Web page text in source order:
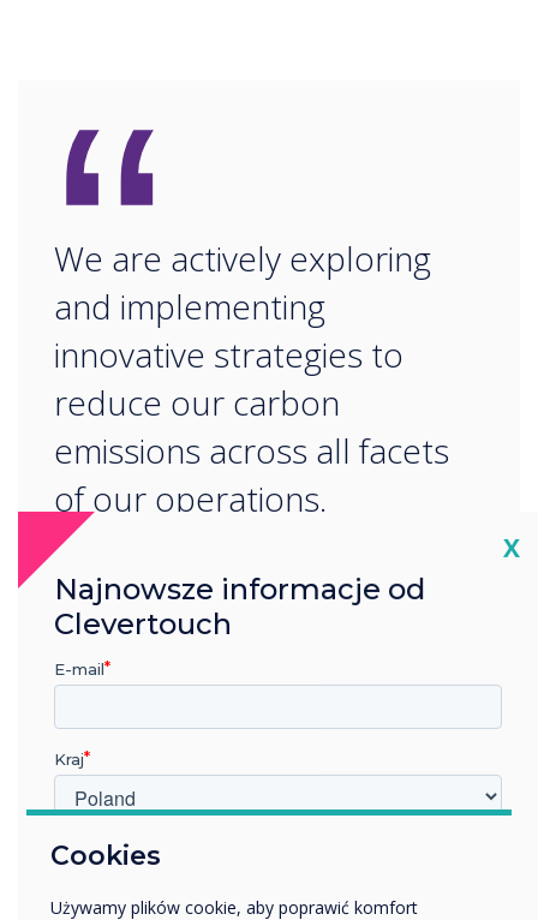
“
We are actively exploring
and implementing
innovative strategies to
reduce our carbon
emissions across all facets
of our operations.
Cookies
Używamy plików cookie, aby poprawić komfort
X
Najnowsze informacje od
Clevertouch
E-mail
Kraj
W jakiej branży pracujesz?
Przedsiębiorstwo